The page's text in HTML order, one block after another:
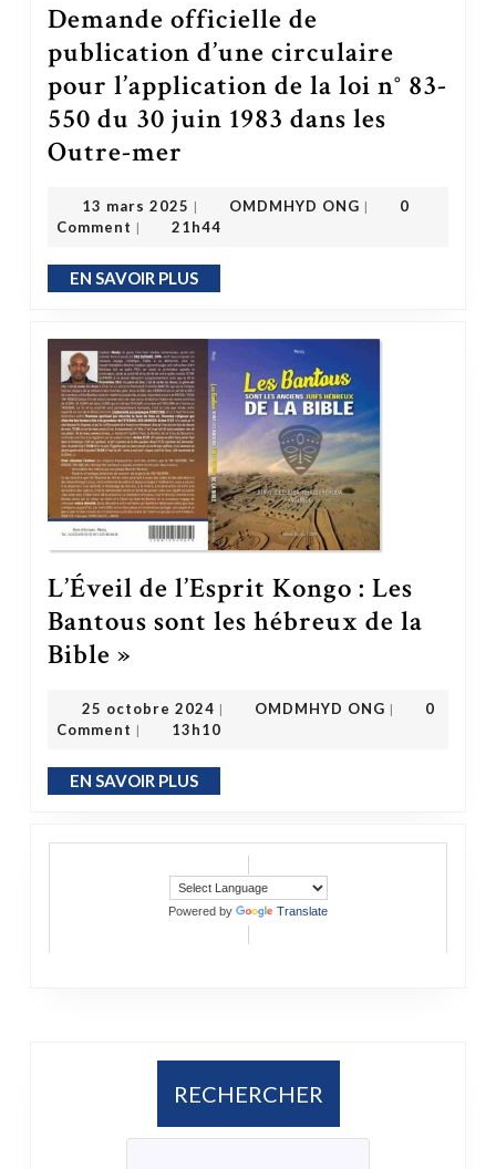
Demande officielle de
publication d’une circulaire
pour l’application de la loi n° 83-
550 du 30 juin 1983 dans les
Outre-mer
13 mars 2025 13 mars 2025
| OMDMHYD ONG |
0
Comment | 21h44
EN SAVOIR PLUSEN SAVOIR PLUS
L’Éveil de l’Esprit Kongo : Les
Bantous sont les hébreux de la
Bible »
25 octobre 2024 25 octobre 2024
| OMDMHYD ONG |
0
Comment | 13h10
EN SAVOIR PLUSEN SAVOIR PLUS
Powered by Translate
RECHERCHER